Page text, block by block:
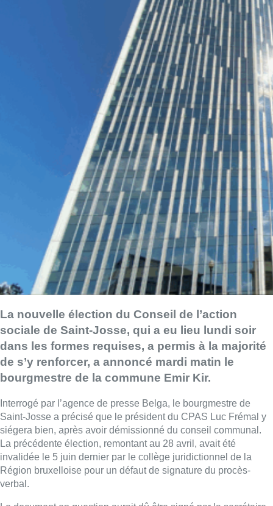
La nouvelle élection du Conseil de l’action
sociale de Saint-Josse, qui a eu lieu lundi soir
dans les formes requises, a permis à la majorité
de s’y renforcer, a annoncé mardi matin le
bourgmestre de la commune Emir Kir.
Interrogé par l’agence de presse Belga, le bourgmestre de
Saint-Josse a précisé que le président du CPAS Luc Frémal y
siégera bien, après avoir démissionné du conseil communal.
La précédente élection, remontant au 28 avril, avait été
invalidée le 5 juin dernier par le collège juridictionnel de la
Région bruxelloise pour un défaut de signature du procès-
verbal.